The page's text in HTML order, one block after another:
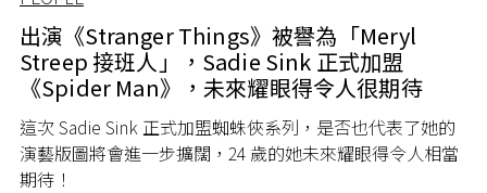
出演《Stranger Things》被譽為「Meryl
Streep 接班人」，Sadie Sink 正式加盟
《Spider Man》，未來耀眼得令人很期待
這次 Sadie Sink 正式加盟蜘蛛俠系列，是否也代表了她的
演藝版圖將會進一步擴闊，24 歲的她未來耀眼得令人相當
期待！